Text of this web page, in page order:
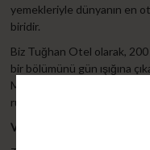
yemekleriyle dünyanın en
biridir.
Biz Tuğhan Otel olarak, 200
bir bölümünü gün ışığına
Misyonumuz, bu eşsiz şehri
ruhunu konaklama
Vizyonumuz